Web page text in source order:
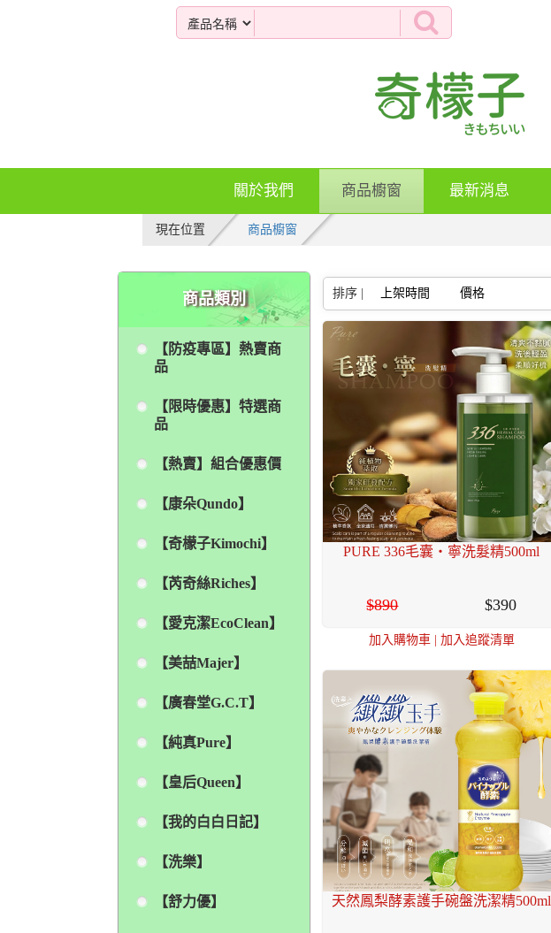
關於我們 商品櫥窗(current)最新消息
現在位置 商品櫥窗
商品類別
【防疫專區】熱賣商
品
【限時優惠】特選商
品
【熱賣】組合優惠價
【康朵Qundo】
【奇檬子Kimochi】
【芮奇絲Riches】
【愛克潔EcoClean】
【美喆Majer】
【廣春堂G.C.T】
【純真Pure】
【皇后Queen】
【我的白白日記】
【洗樂】
【舒力優】
排序 | 上架時間 價格
PURE 336毛囊‧寧洗髮精500ml
890 390
加入購物車| 加入追蹤清單
天然鳳梨酵素護手碗盤洗潔精500ml